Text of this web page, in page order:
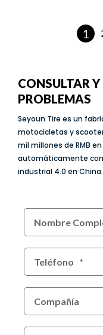
1
CONSULTAR
PROBLEMAS
Seyoun Tire es un
motocicletas y
mil millones de RMB
automáticamente
industrial 4.0 en China.